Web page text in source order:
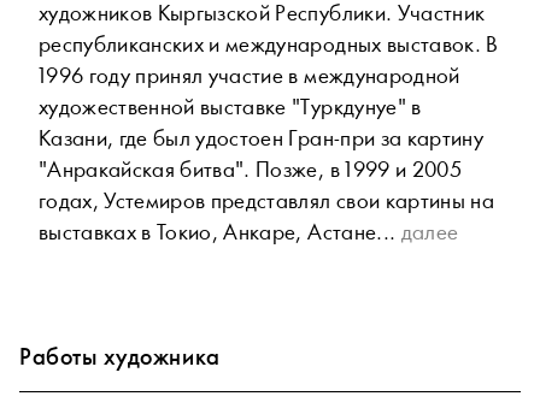
художников Кыргызской Республики. Участник
республиканских и международных выставок. В
1996 году принял участие в международной
художественной выставке "Тyркдунуе" в
Казани, где был удостоен Гран-при за картину
"Анракайская битва". Позже, в 1999 и 2005
годах, Устемиров представлял свои картины на
выставках в Токио, Анкаре, Астане... далее
Работы художника